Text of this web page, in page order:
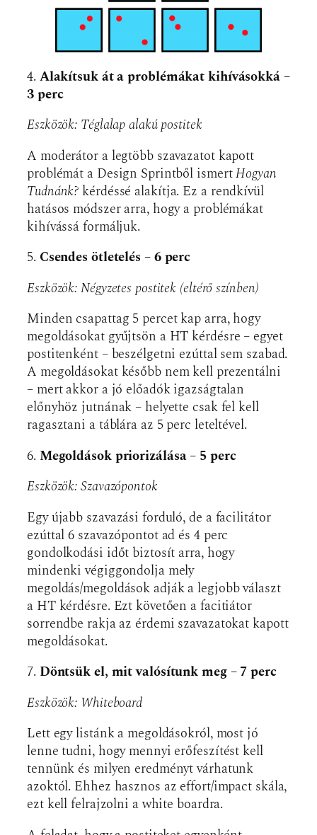
4. Alakítsuk át a problémákat kihívásokká –
3 perc
Eszközök: Téglalap alakú postitek
A moderátor a legtöbb szavazatot kapott
problémát a Design Sprintből ismertHogyan
Tudnánk? kérdéssé alakítja. Ez a rendkívül
hatásos módszer arra, hogy a problémákat
kihívássá formáljuk.
5. Csendes ötletelés – 6 perc
Eszközök: Négyzetes postitek (eltérő színben)
Minden csapattag 5 percet kap arra, hogy
megoldásokat gyűjtsön a HT kérdésre – egyet
postitenként – beszélgetni ezúttal sem szabad.
A megoldásokat később nem kell prezentálni
– mert akkor a jó előadók igazságtalan
előnyhöz jutnának – helyette csak fel kell
ragasztani a táblára az 5 perc leteltével.
6. Megoldások priorizálása – 5 perc
Eszközök: Szavazópontok
Egy újabb szavazási forduló, de a facilitátor
ezúttal 6 szavazópontot ad és 4 perc
gondolkodási időt biztosít arra, hogy
mindenki végiggondolja mely
megoldás/megoldások adják a legjobb választ
a HT kérdésre. Ezt követően a facitiátor
sorrendbe rakja az érdemi szavazatokat kapott
megoldásokat.
7. Döntsük el, mit valósítunk meg – 7 perc
Eszközök: Whiteboard
Lett egy listánk a megoldásokról, most jó
lenne tudni, hogy mennyi erőfeszítést kell
tennünk és milyen eredményt várhatunk
azoktól. Ehhez hasznos az effort/impact skála,
ezt kell felrajzolni a white boardra.